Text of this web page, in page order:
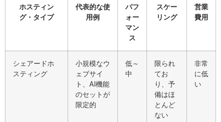
ホスティン
グ・タイプ
代表的な使
用例
パフ
ォー
マン
ス
スケー
リング
営業
費用
シェアードホ
スティング
小規模なウ
ェブサイ
ト、AI機能
のセットが
限定的
低～
中
限られ
てお
り、予
備はほ
とんど
ない
非常
に低
い